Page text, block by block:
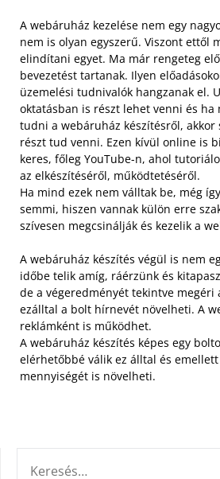
A webáruház kezelése nem egy
nem is olyan egyszerű. Viszont ettől
elindítani egyet. Ma már rengeteg
bevezetést tartanak. Ilyen
üzemelési tudnivalók hangzanak el.
oktatásban is részt lehet venni és ha
tudni a webáruház készítésről, akkor
részt tud venni. Ezen kívül online is
keres, főleg YouTube-n, ahol
az elkészítéséről, működtetéséről.
Ha mind ezek nem válltak be, még
semmi, hiszen vannak külön erre
szívesen megcsinálják és kezelik a
A webáruház készítés végül is nem
időbe telik amíg, ráérzünk és
de a végeredményét tekintve megéri
ezálltal a bolt hírnevét növelheti. A
reklámként is működhet.
A webáruház készítés képes egy
elérhetőbbé válik ez álltal és
mennyiségét is növelheti.